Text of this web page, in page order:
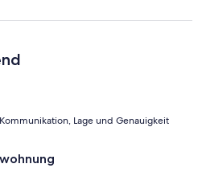
Lage und Genauigkeit